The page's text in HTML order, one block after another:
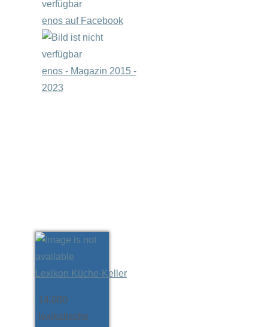
enos auf Facebook
enos - Magazin 2015 -
2023
Lexikon Küche-Keller
14.000
lexikalische